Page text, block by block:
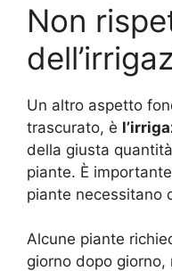
Non
Un altro aspetto
trascurato, è
della giusta
piante. È
piante necessitano
Alcune piante
giorno dopo